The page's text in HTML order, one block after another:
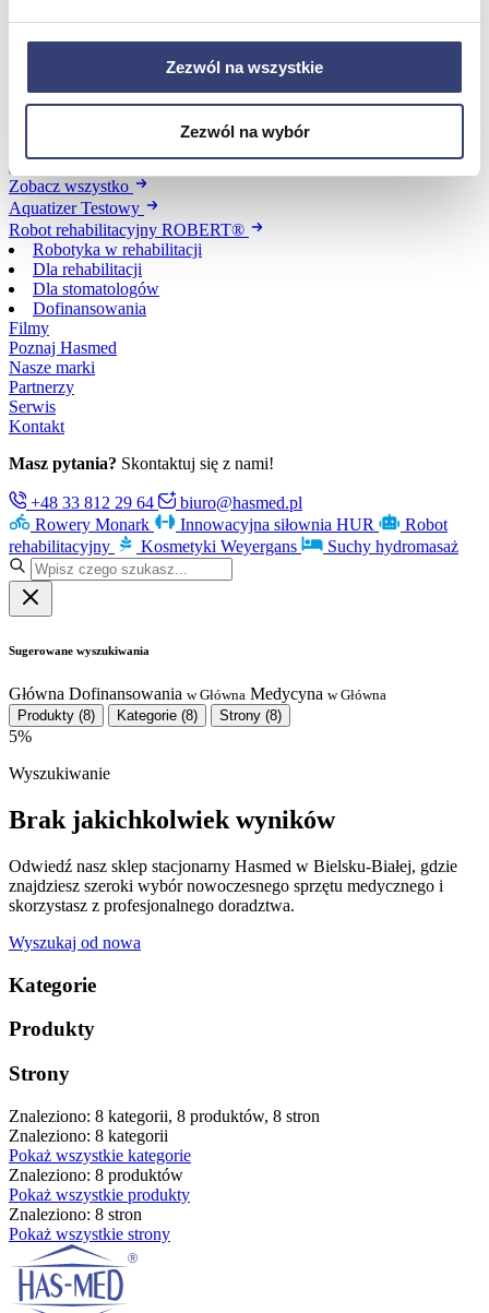
Zezwól na wszystkie
Zezwól na wybór
Dofinansowania
Zobacz wszystko
Wróć
Zobacz wszystko
Aquatizer Testowy
Robot rehabilitacyjny ROBERT®
Robotyka w rehabilitacji
Dla rehabilitacji
Dla stomatologów
Dofinansowania
Filmy
Poznaj Hasmed
Nasze marki
Partnerzy
Serwis
Kontakt
Masz pytania? Skontaktuj się z nami!
+48 33 812 29 64
biuro@hasmed.pl
Rowery Monark
Innowacyjna siłownia HUR
Robot
rehabilitacyjny
Kosmetyki Weyergans Suchy hydromasaż
Sugerowane wyszukiwania
Główna Dofinansowania w Główna Medycyna w Główna
Produkty (8) Kategorie (8) Strony (8)
5%
Wyszukiwanie
Brak jakichkolwiek wyników
Odwiedź nasz sklep stacjonarny Hasmed w Bielsku-Białej, gdzie
znajdziesz szeroki wybór nowoczesnego sprzętu medycznego i
skorzystasz z profesjonalnego doradztwa.
Wyszukaj od nowa
Kategorie
Produkty
Strony
Znaleziono: 8 kategorii, 8 produktów, 8 stron
Znaleziono: 8 kategorii
Pokaż wszystkie kategorie
Znaleziono: 8 produktów
Pokaż wszystkie produkty
Znaleziono: 8 stron
Pokaż wszystkie strony